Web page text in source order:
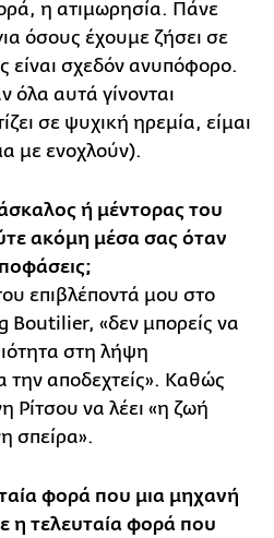
η ατιμωρησία. Πάνε
όσους έχουμε ζήσει σε
σχεδόν ανυπόφορο.
όλα αυτά γίνονται
σε ψυχική ηρεμία, είμαι
με ενοχλούν).
ή μέντορας του
ακόμη μέσα σας όταν
επιβλέποντά μου στο
Boutilier, «δεν μπορείς να
στη λήψη
αποδεχτείς». Καθώς
Ρίτσου να λέει «η ζωή
σπείρα».
φορά που μια μηχανή
η τελευταία φορά που